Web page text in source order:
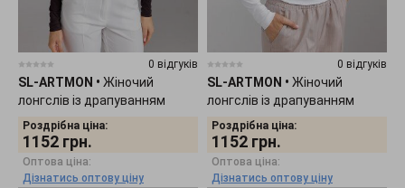
0 відгуків
SL-ARTMON • Жіночий
лонгслів із драпуванням
шоколадного кольору 584.3
Роздрібна ціна:
1152 грн.
Оптова ціна:
Дізнатись оптову ціну
0 відгуків
SL-ARTMON • Жіночий
лонгслів із драпуванням
білого кольору 584.2
Роздрібна ціна:
1152 грн.
Оптова ціна:
Дізнатись оптову ціну